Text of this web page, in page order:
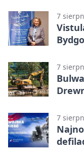
7
7
7